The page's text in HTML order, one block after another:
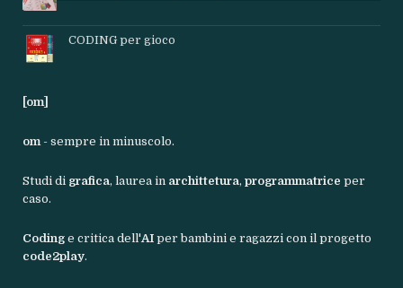
CODING per gioco
[om]
om - sempre in minuscolo.
Studi di grafica, laurea in archittetura,programmatriceper
caso.
Codinge critica dell'AIper bambini e ragazzi con il progetto
code2play.